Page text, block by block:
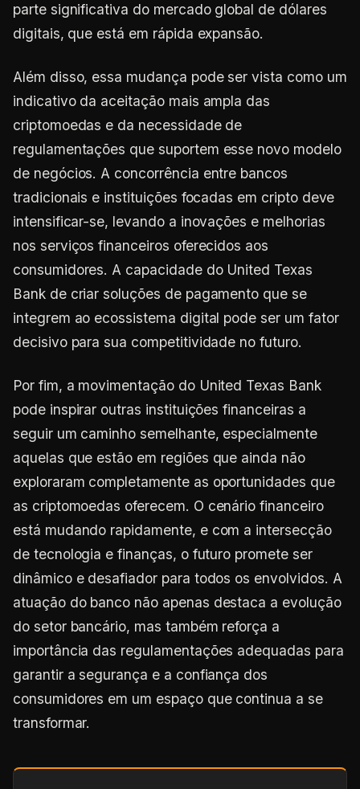
parte significativa do mercado global de dólares
digitais, que está em rápida expansão.
Além disso, essa mudança pode ser vista como um
indicativo da aceitação mais ampla das
criptomoedas e da necessidade de
regulamentações que suportem esse novo modelo
de negócios. A concorrência entre bancos
tradicionais e instituições focadas em cripto deve
intensificar-se, levando a inovações e melhorias
nos serviços financeiros oferecidos aos
consumidores. A capacidade do United Texas
Bank de criar soluções de pagamento que se
integrem ao ecossistema digital pode ser um fator
decisivo para sua competitividade no futuro.
Por fim, a movimentação do United Texas Bank
pode inspirar outras instituições financeiras a
seguir um caminho semelhante, especialmente
aquelas que estão em regiões que ainda não
exploraram completamente as oportunidades que
as criptomoedas oferecem. O cenário financeiro
está mudando rapidamente, e com a intersecção
de tecnologia e finanças, o futuro promete ser
dinâmico e desafiador para todos os envolvidos. A
atuação do banco não apenas destaca a evolução
do setor bancário, mas também reforça a
importância das regulamentações adequadas para
garantir a segurança e a confiança dos
consumidores em um espaço que continua a se
transformar.